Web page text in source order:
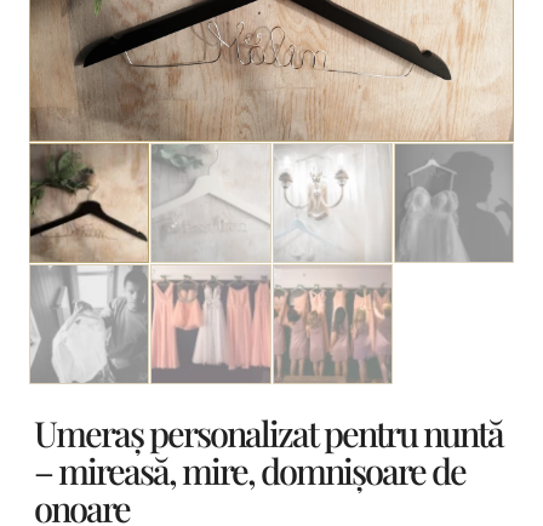
Umeraș personalizat pentru nuntă
– mireasă, mire, domnișoare de
onoare